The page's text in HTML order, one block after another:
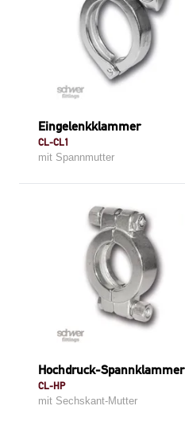
Eingelenkklammer
CL-CL1
mit Spannmutter
Hochdruck-Spannklammer
CL-HP
mit Sechskant-Mutter